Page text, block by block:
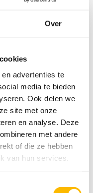
Over
advertenties te
media te bieden
Ook delen we
site met onze
en analyse. Deze
met andere
of die ze hebben
van hun services.
hebben wij
van ongeveer
Bowlen,
genieten van
van de
i.v.m. andere
Karten? Dat
met: 1